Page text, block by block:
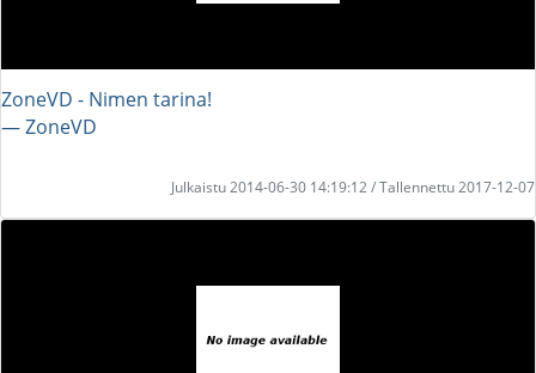
ZoneVD - Nimen tarina!
― ZoneVD
Julkaistu 2014-06-30 14:19:12 / Tallennettu 2017-12-07